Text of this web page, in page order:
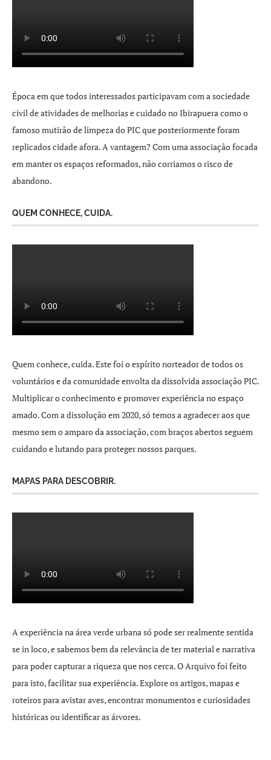
Época em que todos interessados participavam com a sociedade
civil de atividades de melhorias e cuidado no Ibirapuera como o
famoso mutirão de limpeza do PIC que posteriormente foram
replicados cidade afora. A vantagem? Com uma associação focada
em manter os espaços reformados, não corriamos o risco de
abandono.
QUEM CONHECE, CUIDA.
Quem conhece, cuida. Este foi o espírito norteador de todos os
voluntários e da comunidade envolta da dissolvida associação PIC.
Multiplicar o conhecimento e promover experiência no espaço
amado. Com a dissolução em 2020, só temos a agradecer aos que
mesmo sem o amparo da associação, com braços abertos seguem
cuidando e lutando para proteger nossos parques.
MAPAS PARA DESCOBRIR.
A experiência na área verde urbana só pode ser realmente sentida
se in loco, e sabemos bem da relevância de ter material e narrativa
para poder capturar a riqueza que nos cerca. O Arquivo foi feito
para isto, facilitar sua experiência. Explore os artigos, mapas e
roteiros para avistar aves, encontrar monumentos e curiosidades
históricas ou identificar as árvores.